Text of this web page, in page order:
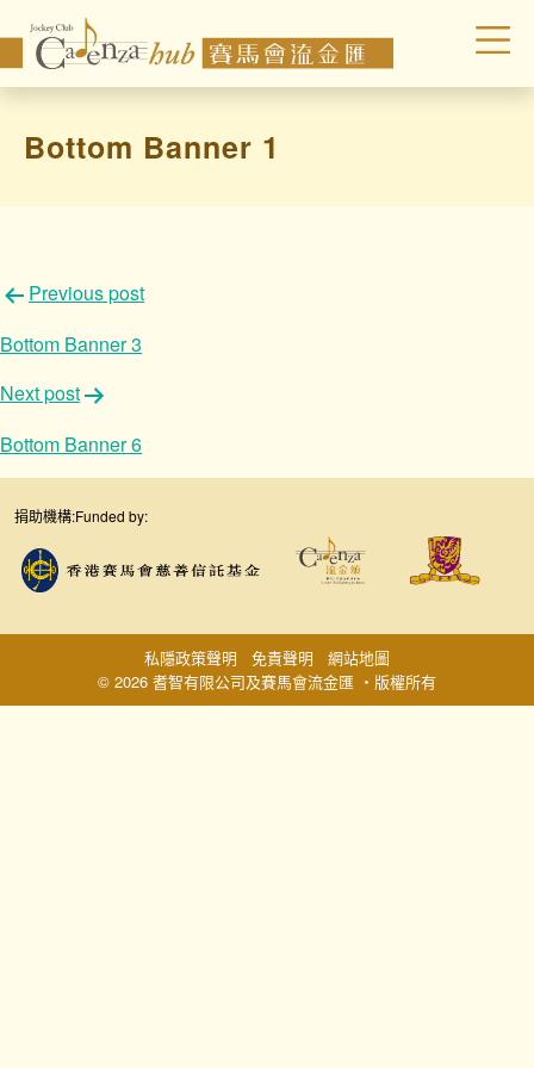
Bottom Banner 1
文
章
導
覽
Previous post
Bottom Banner 3
Next post
Bottom Banner 6
捐助機構:Funded by:
© 2026 耆智有限公司及賽馬會流金匯 ‧版權所有
私隱政策聲明 免責聲明 網站地圖